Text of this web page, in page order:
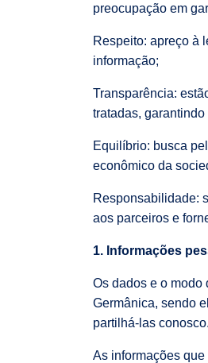
preocupação em
Respeito: apreço à
informação;
Transparência:
tratadas,
Equilíbrio: busca
econômico da
Responsabilidade:
aos parceiros e
1. Informações
Os dados e o modo
Germânica, sendo
partilhá-las conosco.
As informações